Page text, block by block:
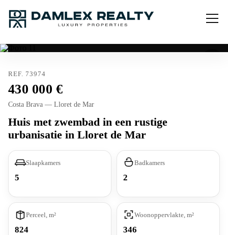
REF. 73974
430 000
Costa Brava — Lloret de Mar
Huis met zwembad in een rustige
urbanisatie in Lloret de Mar
Slaapkamers
5
Badkamers
2
Perceel, m²
824
Woonoppervlakte, m²
346